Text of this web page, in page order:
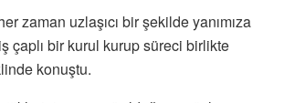
zaman uzlaşıcı bir şekilde yanımıza
çaplı bir kurul kurup süreci birlikte
konuştu.